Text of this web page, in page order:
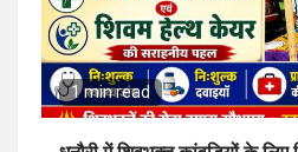
1 min read